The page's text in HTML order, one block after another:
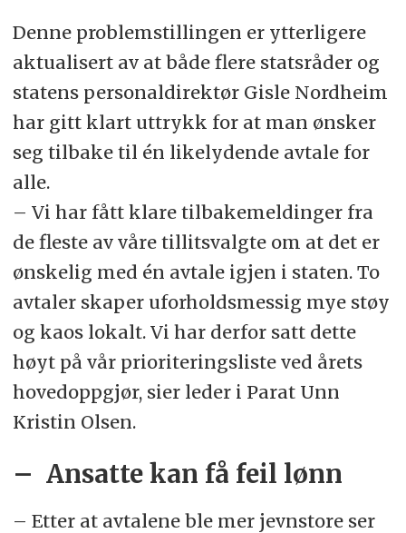
Denne problemstillingen er ytterligere
aktualisert av at både flere statsråder og
statens personaldirektør Gisle Nordheim
har gitt klart uttrykk for at man ønsker
seg tilbake til én likelydende avtale for
alle.
– Vi har fått klare tilbakemeldinger fra
de fleste av våre tillitsvalgte om at det er
ønskelig med én avtale igjen i staten. To
avtaler skaper uforholdsmessig mye støy
og kaos lokalt. Vi har derfor satt dette
høyt på vår prioriteringsliste ved årets
hovedoppgjør, sier leder i Parat Unn
Kristin Olsen.
– Ansatte kan få feil lønn
– Etter at avtalene ble mer jevnstore ser